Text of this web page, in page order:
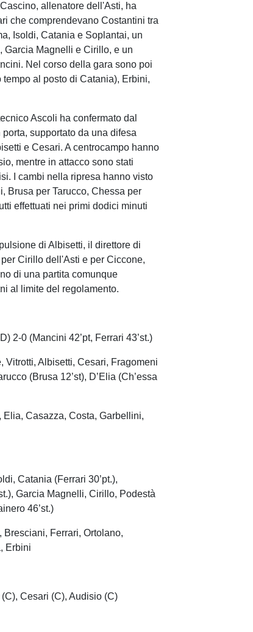
allenatore dell'Asti, ha
che comprendevano Costantini tra
Isoldi, Catania e Soplantai, un
Garcia Magnelli e Cirillo, e un
Nel corso della gara sono poi
al posto di Catania), Erbini,
Ascoli ha confermato dal
supportato da una difesa
e Cesari. A centrocampo hanno
mentre in attacco sono stati
I cambi nella ripresa hanno visto
Brusa per Tarucco, Chessa per
effettuati nei primi dodici minuti
di Albisetti, il direttore di
Cirillo dell'Asti e per Ciccone,
di una partita comunque
al limite del regolamento.
2-0 (Mancini 42’pt, Ferrari 43’st.)
Albisetti, Cesari, Fragomeni
(Brusa 12’st), D’Elia (Ch’essa
Casazza, Costa, Garbellini,
Catania (Ferrari 30’pt.),
Garcia Magnelli, Cirillo, Podestà
46’st.)
Ferrari, Ortolano,
Erbini
Cesari (C), Audisio (C)